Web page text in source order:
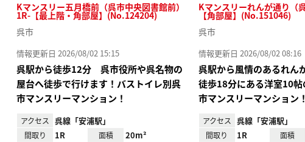
Kマンスリー五月橋前（呉市中央図書館前）
1R-【最上階・角部屋】(No.124204)
呉市
情報更新日 2026/08/02 15:15
呉駅から徒歩12分 呉市役所や呉名物の
屋台へ徒歩で行けます！バストイレ別呉
市マンスリーマンション！
アクセス 呉線「安浦駅」
間取り 1R 面積 20m²
Kマンスリーれんが通り（
【角部屋】(No.151046)
呉市
情報更新日 2026/08/02 08:16
呉駅から風情のあるれん
徒歩18分にある洋室10
市マンスリーマンション！
アクセス 呉線「安浦駅」
間取り 1R 面積